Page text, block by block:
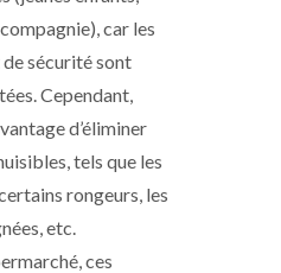
car les
de sécurité sont
Cependant,
d’éliminer
tels que les
rongeurs, les
etc.
ces